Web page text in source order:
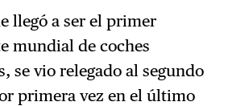
llegó a ser el primer
mundial de coches
se vio relegado al segundo
primera vez en el último